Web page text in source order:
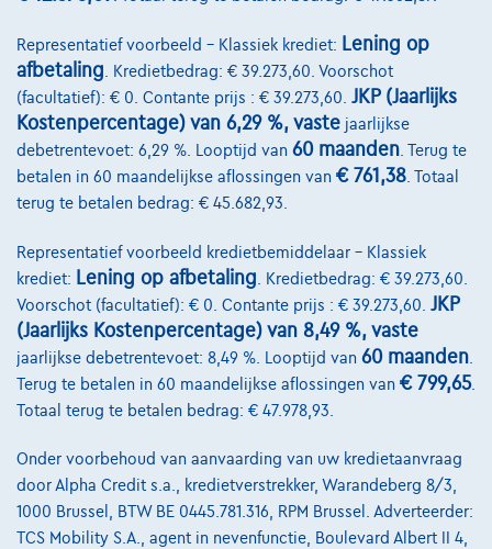
BMW Serie 2
223 i x Drive M sport Harman/Kardon panodak dig.airco alu19
01/2023
32.184 km Benzine Automaat 160 kW ( 218 PK )
Vanaf €612,12 /maand
met een laatste maandaflossing
van€8.587,12
Ontdek het volledige cijfervoorbeeld
Representatief voorbeeld – Klassiek krediet: Lening op
afbetaling . Kredietbedrag: € 39.273,60. Voorschot
(facultatief): € 0. Contante prijs : € 39.273,60. JKP (Jaarlijks
Kostenpercentage) van 6,29 %, vaste jaarlijkse
debetrentevoet: 6,29 %. Looptijd van 60 maanden . Terug te
betalen in 60 maandelijkse aflossingen van € 761,38 . Totaal
terug te betalen bedrag: € 45.682,93.
Representatief voorbeeld kredietbemiddelaar – Klassiek
krediet: Lening op afbetaling . Kredietbedrag: € 39.273,60.
Voorschot (facultatief): € 0. Contante prijs : € 39.273,60. JKP
(Jaarlijks Kostenpercentage) van 8,49 %, vaste
jaarlijkse debetrentevoet: 8,49 %. Looptijd van 60 maanden
Terug te betalen in 60 maandelijkse aflossingen van € 799,65.
Totaal terug te betalen bedrag: € 47.978,93.
Onder voorbehoud van aanvaarding van uw kredietaanvraag
door Alpha Credit s.a., kredietverstrekker, Warandeberg 8/3,
1000 Brussel, BTW BE 0445.781.316, RPM Brussel. Adverteerder:
TCS Mobility S.A., agent in nevenfunctie, Boulevard Albert II 4,